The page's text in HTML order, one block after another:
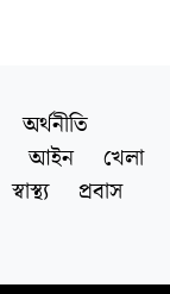
অর্থনীতি
আইন
খেলা
স্বাস্থ্য
প্রবাস